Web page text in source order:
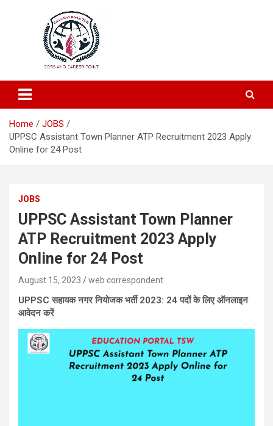
Education Portal
Home
JOBS
UPPSC Assistant Town Planner ATP Recruitment 2023 Apply
Online for 24 Post
JOBS
UPPSC Assistant Town Planner
ATP Recruitment 2023 Apply
Online for 24 Post
August 15, 2023 web correspondent
UPPSC सहायक नगर नियोजक भर्ती 2023: 24 पदों के लिए ऑनलाइन
आवेदन करें